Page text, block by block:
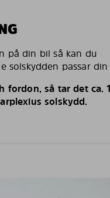
på din bil så kan du
solskydden passar
fordon, så tar det ca.
solskydd.